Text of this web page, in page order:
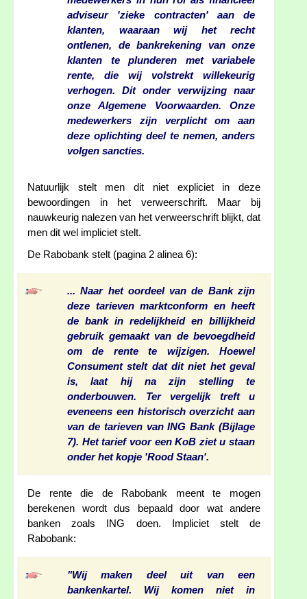
adviseur 'zieke contracten' aan de
klanten, waaraan wij het recht
ontlenen, de bankrekening van onze
klanten te plunderen met variabele
rente, die wij volstrekt willekeurig
verhogen. Dit onder verwijzing naar
onze Algemene Voorwaarden. Onze
medewerkers zijn verplicht om aan
deze oplichting deel te nemen, anders
volgen sancties.
Natuurlijk stelt men dit niet expliciet in deze
bewoordingen in het verweerschrift. Maar bij
nauwkeurig nalezen van het verweerschrift blijkt, dat
men dit wel impliciet stelt.
De Rabobank stelt (pagina 2 alinea 6):
... Naar het oordeel van de Bank zijn
deze tarieven marktconform en heeft
de bank in redelijkheid en billijkheid
gebruik gemaakt van de bevoegdheid
om de rente te wijzigen. Hoewel
Consument stelt dat dit niet het geval
is, laat hij na zijn stelling te
onderbouwen. Ter vergelijk treft u
eveneens een historisch overzicht aan
van de tarieven van ING Bank (Bijlage
7). Het tarief voor een KoB ziet u staan
onder het kopje 'Rood Staan'.
De rente die de Rabobank meent te mogen
berekenen wordt dus bepaald door wat andere
banken zoals ING doen. Impliciet stelt de
Rabobank:
"Wij maken deel uit van een
bankenkartel. Wij komen niet in